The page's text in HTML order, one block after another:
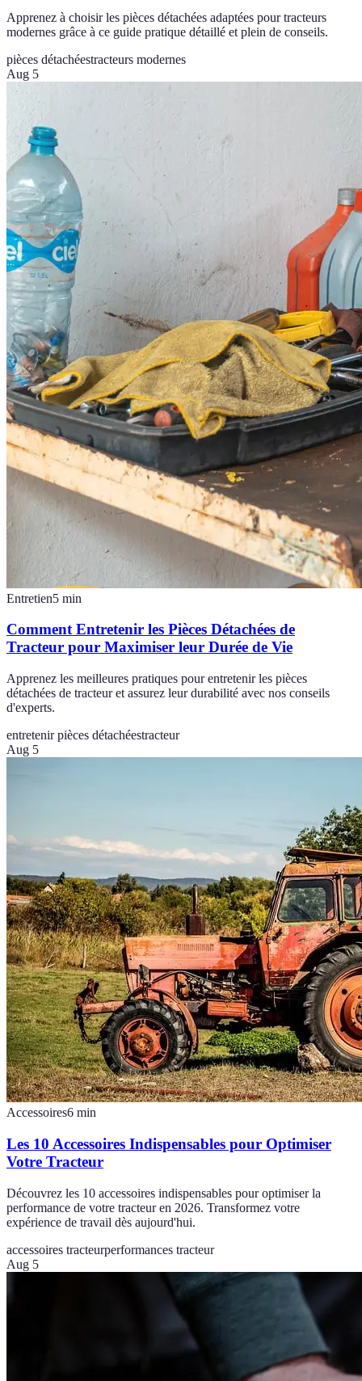
Apprenez à choisir les pièces détachées adaptées pour tracteurs
modernes grâce à ce guide pratique détaillé et plein de conseils.
pièces détachéestracteurs modernes
Aug 5
Entretien5 min
Comment Entretenir les Pièces Détachées de
Tracteur pour Maximiser leur Durée de Vie
Apprenez les meilleures pratiques pour entretenir les pièces
détachées de tracteur et assurez leur durabilité avec nos conseils
d'experts.
entretenir pièces détachéestracteur
Aug 5
Accessoires6 min
Les 10 Accessoires Indispensables pour Optimiser
Votre Tracteur
Découvrez les 10 accessoires indispensables pour optimiser la
performance de votre tracteur en 2026. Transformez votre
expérience de travail dès aujourd'hui.
accessoires tracteurperformances tracteur
Aug 5